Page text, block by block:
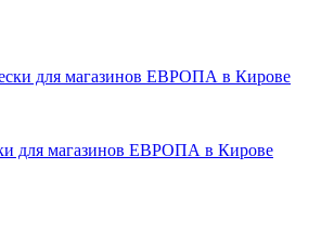
для магазинов ЕВРОПА в Кирове